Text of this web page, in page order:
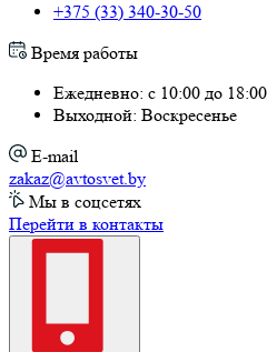
+375 (33) 340-30-50
Время работы
Ежедневно: с 10:00 до 18:00
Выходной: Воскресенье
E-mail
zakaz@avtosvet.by
Мы в соцсетях
Перейти в контакты